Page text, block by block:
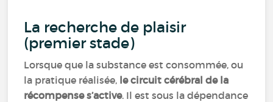
La recherche de plaisir
(premier stade)
Lorsque que la substance est consommée, ou
la pratique réalisée, le circuit cérébral de la
récompense s’active. Il est sous la dépendance